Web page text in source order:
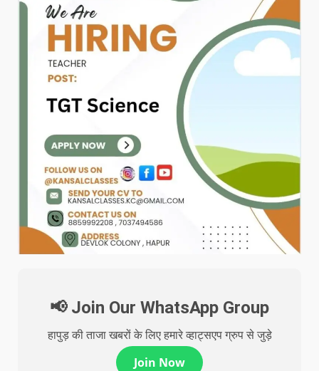
📢 Join Our WhatsApp Group
हापुड़ की ताजा खबरों के लिए हमारे व्हाट्सएप ग्रुप से जुड़े
Join Now